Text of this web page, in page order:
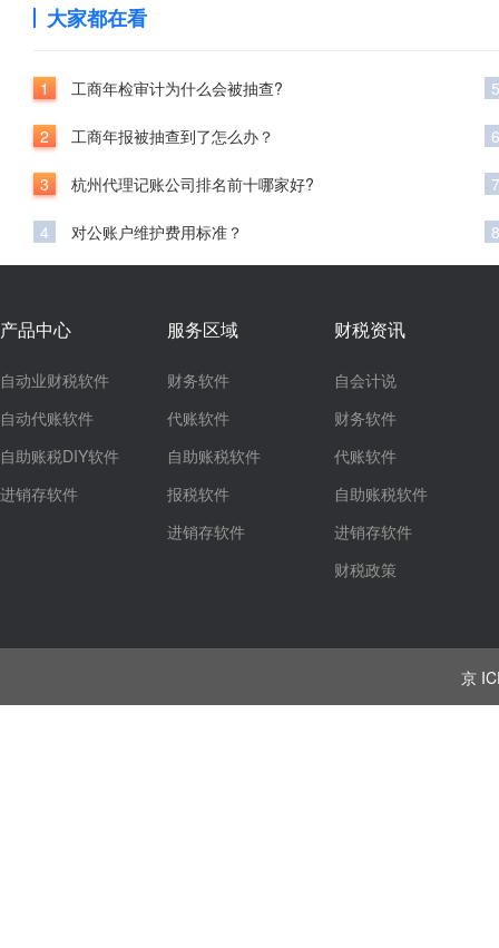
大家都在看
1 工商年检审计为什么会被抽查?
2 工商年报被抽查到了怎么办？
3 杭州代理记账公司排名前十哪家好?
4 对公账户维护费用标准？
5
6
7
8
产品中心
自动业财税软件
自动代账软件
自助账税DIY软件
进销存软件
服务区域
财务软件
代账软件
自助账税软件
报税软件
进销存软件
财税资讯
自会计说
财务软件
代账软件
自助账税软件
进销存软件
财税政策
京